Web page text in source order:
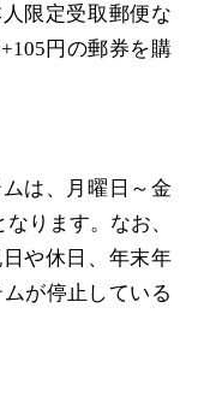
限定受取郵便な
円の郵券を購
は、月曜日～金
ります。なお、
や休日、年末年
が停止している